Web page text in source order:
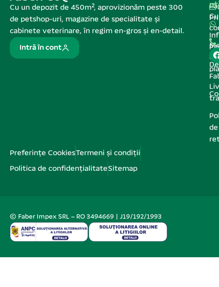
Cu un depozit de 450m², aprovizionăm peste 300
de petshop-uri, magazine de specialitate și
cabinete veterinare, în regim en-gros și en-detail.
Intră în cont
de
de
Preferințe CookiesTermeni și condiții
Politica de confidențialitateSitemap
© Faber Impex SRL – RO 3494669 | J19/192/1993